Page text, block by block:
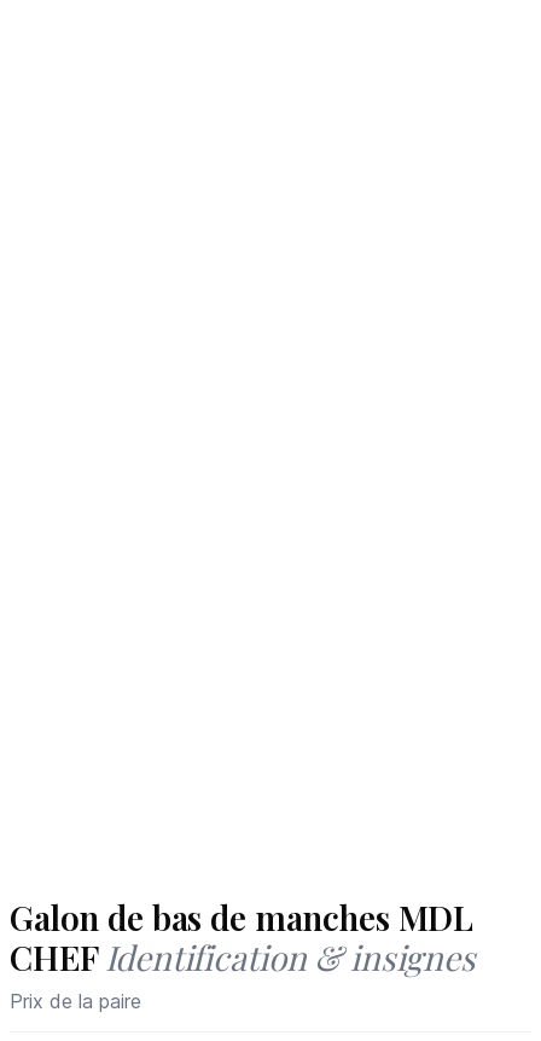
Galon de bas de manches MDL
CHEF Identification & insignes
Prix de la paire